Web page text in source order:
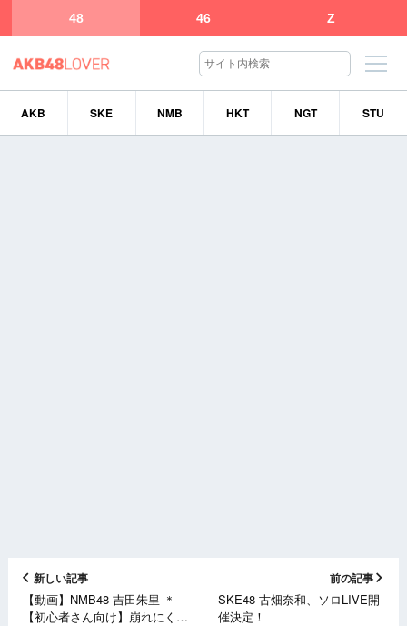
48 46 Z
AKB SKE NMB HKT NGT STU
新しい記事
【動画】NMB48 吉田朱里 ＊
【初心者さん向け】崩れにくい
前の記事
SKE48 古畑奈和、ソロLIVE開
催決定！